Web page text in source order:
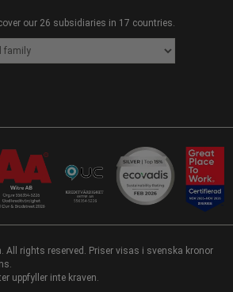
our 26 subsidiaries in 17 countries.
All rights reserved. Priser visas i svenska kronor
uppfyller inte kraven.